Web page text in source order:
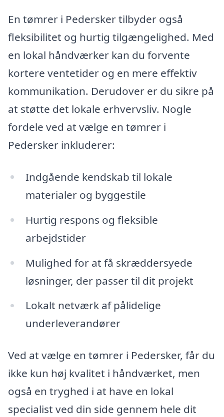
En tømrer i Pedersker tilbyder også
fleksibilitet og hurtig tilgængelighed. Med
en lokal håndværker kan du forvente
kortere ventetider og en mere effektiv
kommunikation. Derudover er du sikre på
at støtte det lokale erhvervsliv. Nogle
fordele ved at vælge en tømrer i
Pedersker inkluderer:
Indgående kendskab til lokale
materialer og byggestile
Hurtig respons og fleksible
arbejdstider
Mulighed for at få skræddersyede
løsninger, der passer til dit projekt
Lokalt netværk af pålidelige
underleverandører
Ved at vælge en tømrer i Pedersker, får du
ikke kun høj kvalitet i håndværket, men
også en tryghed i at have en lokal
specialist ved din side gennem hele dit